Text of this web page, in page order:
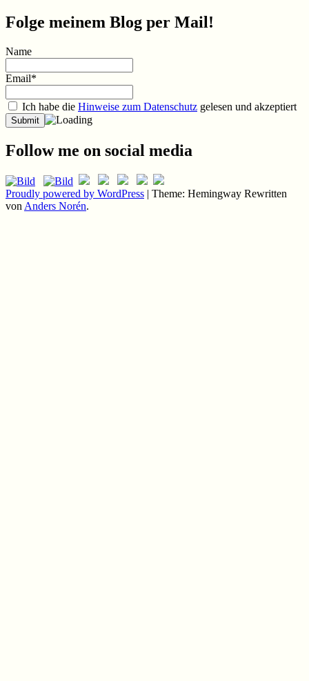
Folge meinem Blog per Mail!
Name
Email*
Ich habe die Hinweise zum Datenschutz gelesen und akzeptiert
Follow me on social media
Proudly powered by WordPress | Theme: Hemingway Rewritten
von Anders Norén.